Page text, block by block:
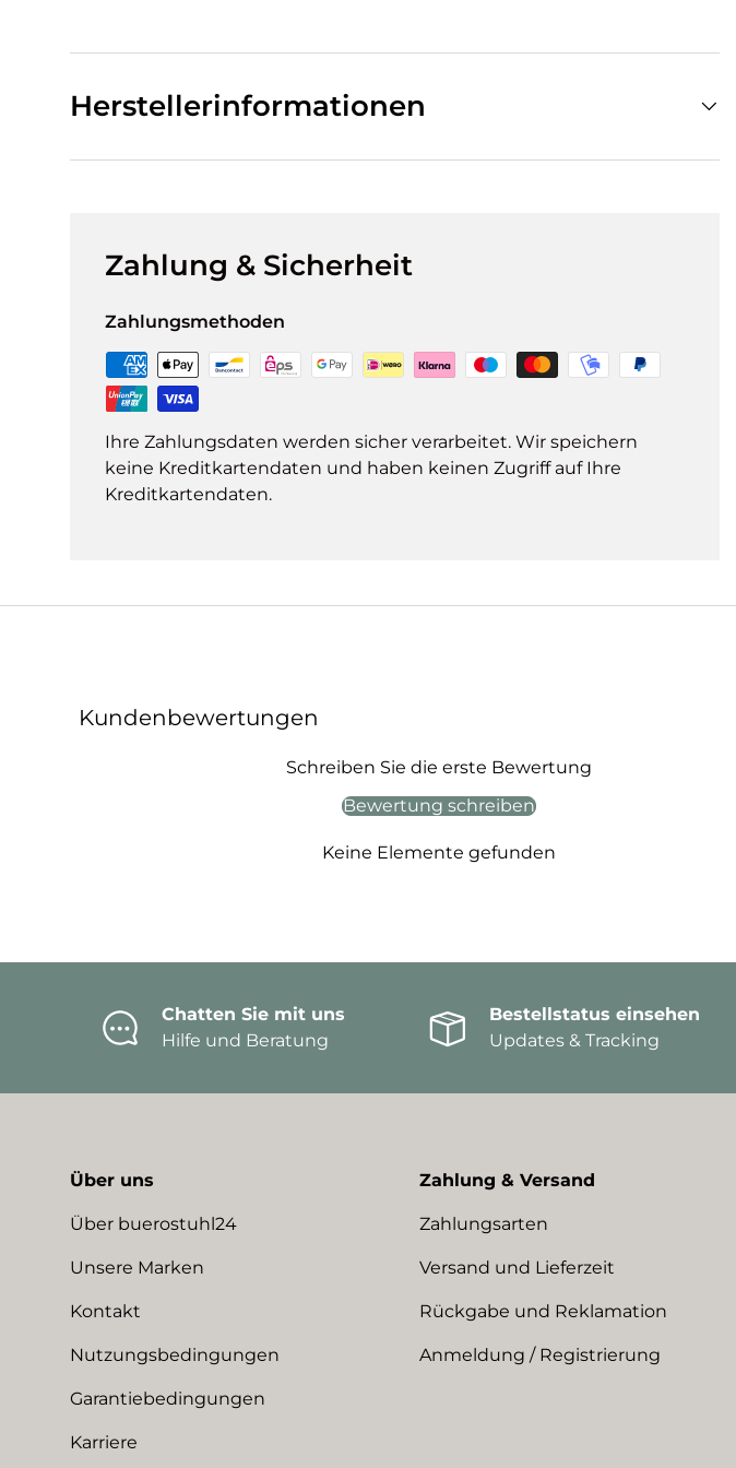
Herstellerinformationen
Zahlung & Sicherheit
Zahlungsmethoden
Ihre Zahlungsdaten werden sicher verarbeitet. Wir speichern
keine Kreditkartendaten und haben keinen Zugriff auf Ihre
Kreditkartendaten.
Kundenbewertungen
Schreiben Sie die erste Bewertung
Bewertung schreiben
Keine Elemente gefunden
Chatten Sie mit uns
Hilfe und Beratung
Bestellstatus einsehen
Updates & Tracking
Über uns
Über buerostuhl24
Unsere Marken
Kontakt
Nutzungsbedingungen
Garantiebedingungen
Karriere
Zahlung & Versand
Zahlungsarten
Versand und Lieferzeit
Rückgabe und Reklamation
Anmeldung / Registrierung